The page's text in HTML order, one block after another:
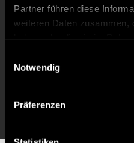
Partner führen diese
weiteren Daten zusammen,
Notwendig
Präferenzen